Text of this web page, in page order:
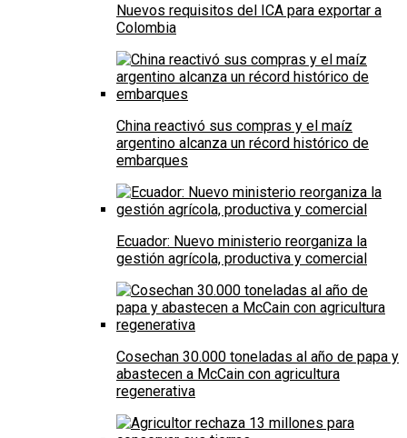
Nuevos requisitos del ICA para exportar a
Colombia
China reactivó sus compras y el maíz
argentino alcanza un récord histórico de
embarques
Ecuador: Nuevo ministerio reorganiza la
gestión agrícola, productiva y comercial
Cosechan 30.000 toneladas al año de papa y
abastecen a McCain con agricultura
regenerativa